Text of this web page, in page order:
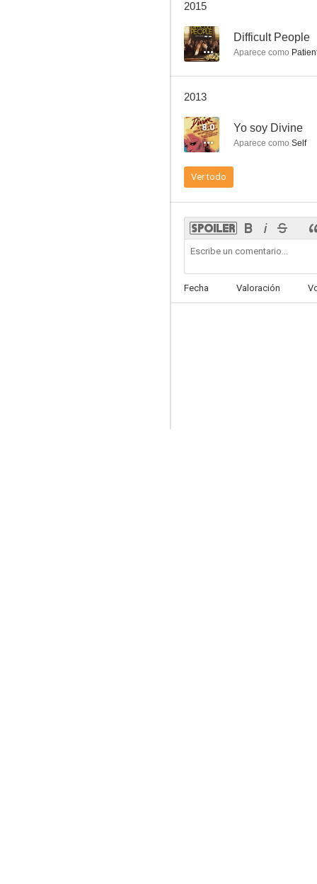
2015
-- Difficult People
Aparece como
2013
8.0 Yo soy Divine
Aparece como Self
Ver todo
Fecha Valoración